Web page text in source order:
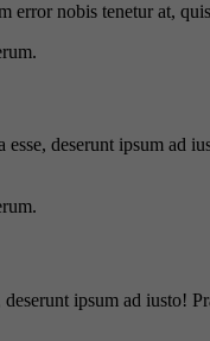
error nobis tenetur at,
deserunt ipsum ad
ipsum ad iusto!